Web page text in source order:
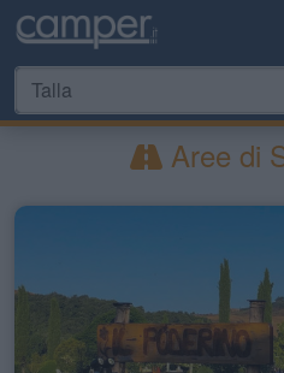
Aree di